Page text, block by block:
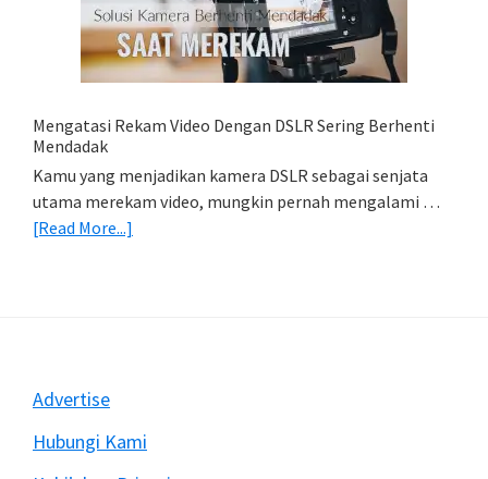
Di
HP
(Export
Import
Mengatasi Rekam Video Dengan DSLR Sering Berhenti
Mendadak
Kamu yang menjadikan kamera DSLR sebagai senjata
utama merekam video, mungkin pernah mengalami …
[Read More...]
Mendadak
Footer
Advertise
Hubungi Kami